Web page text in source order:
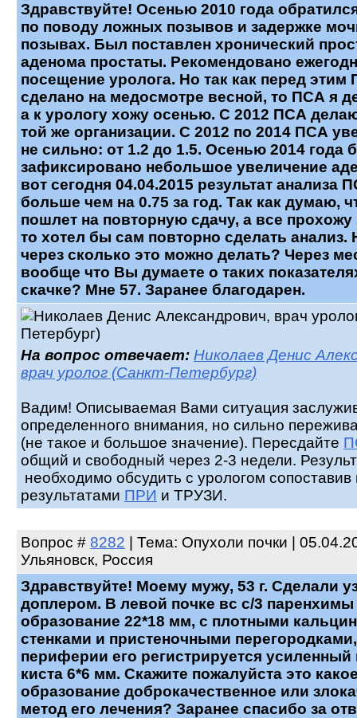
Здравствуйте! Осенью 2010 года
по поводу ложных позывов и задержке
позывах. Был поставлен хронический
аденома простаты. Рекомендовано
посещение уролога. Но так как перед
сделано на медосмотре весной, то ПСА я
а к урологу хожу осенью. С 2012 ПСА
той же организации. С 2012 по 2014 ПСА
не сильно: от 1.2 до 1.5. Осенью 2014 года
зафиксировано небольшое увеличение
вот сегодня 04.04.2015 результат анализа
больше чем на 0.75 за год. Так как думаю,
пошлет на повторную сдачу, а все прохожу
то хотел бы сам повторно сделать анализ.
через сколько это можно делать? Через
вообще что Вы думаете о таких
скачке? Мне 57. Заранее благодарен.
На вопрос отвечает: Николаев Денис
врач уролог (Санкт-Петербург)
Вадим! Описываемая Вами ситуация
определенного внимания, но сильно
(не такое и большое значение). Пересдайте
общий и свободный через 2-3 недели.
необходимо обсудить с урологом сопоставив
результатами ПРИ и ТРУЗИ.
Вопрос # 8282 | Тема: Опухоли почки |
Ульяновск, Россия
Здравствуйте! Моему мужу, 53 г. Сделали
доплером. В левой почке вс с/3 паренхимы
образование 22*18 мм, с плотными
стенками и пристеночными
периферии его регистрируется усиленный
киста 6*6 мм. Скажите пожалуйста это
образование доброкачественное или
метод его лечения? Заранее спасибо за